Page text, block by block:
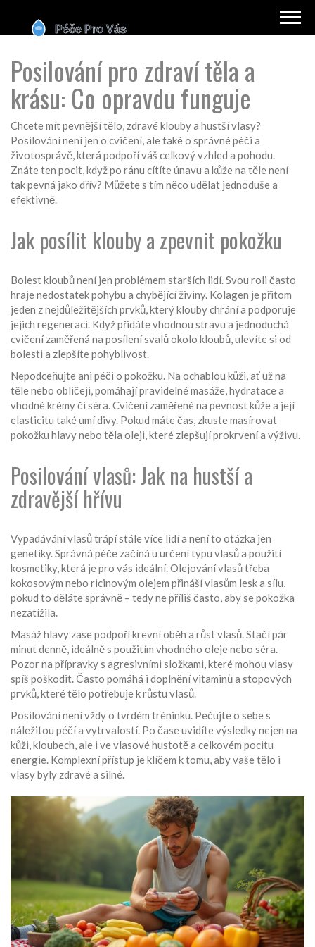
Posilování pro zdraví těla a
krásu: Co opravdu funguje
Chcete mít pevnější tělo, zdravé klouby a hustší vlasy?
Posilování není jen o cvičení, ale také o správné péči a
životosprávě, která podpoří váš celkový vzhled a pohodu.
Znáte ten pocit, když po ránu cítíte únavu a kůže na těle není
tak pevná jako dřív? Můžete s tím něco udělat jednoduše a
efektivně.
Jak posílit klouby a zpevnit pokožku
Bolest kloubů není jen problémem starších lidí. Svou roli často
hraje nedostatek pohybu a chybějící živiny. Kolagen je přitom
jeden z nejdůležitějších prvků, který klouby chrání a podporuje
jejich regeneraci. Když přidáte vhodnou stravu a jednoduchá
cvičení zaměřená na posílení svalů okolo kloubů, ulevíte si od
bolesti a zlepšíte pohyblivost.
Nepodceňujte ani péči o pokožku. Na ochablou kůži, ať už na
těle nebo obličeji, pomáhají pravidelné masáže, hydratace a
vhodné krémy či séra. Cvičení zaměřené na pevnost kůže a její
elasticitu také umí divy. Pokud máte čas, zkuste masírovat
pokožku hlavy nebo těla oleji, které zlepšují prokrvení a výživu.
Posilování vlasů: Jak na hustší a
zdravější hřívu
Vypadávání vlasů trápí stále více lidí a není to otázka jen
genetiky. Správná péče začíná u určení typu vlasů a použití
kosmetiky, která je pro vás ideální. Olejování vlasů třeba
kokosovým nebo ricinovým olejem přináší vlasům lesk a sílu,
pokud to děláte správně – tedy ne příliš často, aby se pokožka
nezatížila.
Masáž hlavy zase podpoří krevní oběh a růst vlasů. Stačí pár
minut denně, ideálně s použitím vhodného oleje nebo séra.
Pozor na přípravky s agresivními složkami, které mohou vlasy
spíš poškodit. Často pomáhá i doplnění vitaminů a stopových
prvků, které tělo potřebuje k růstu vlasů.
Posilování není vždy o tvrdém tréninku. Pečujte o sebe s
náležitou péčí a vytrvalostí. Po čase uvidíte výsledky nejen na
kůži, kloubech, ale i ve vlasové hustotě a celkovém pocitu
energie. Komplexní přístup je klíčem k tomu, aby vaše tělo i
vlasy byly zdravé a silné.